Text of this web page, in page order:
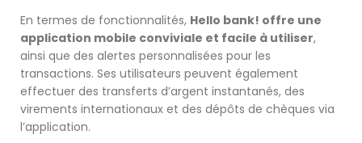
En termes de fonctionnalités, Hello bank! offre une
application mobile conviviale et facile à utiliser,
ainsi que des alertes personnalisées pour les
transactions. Ses utilisateurs peuvent également
effectuer des transferts d’argent instantanés, des
virements internationaux et des dépôts de chèques via
l’application.